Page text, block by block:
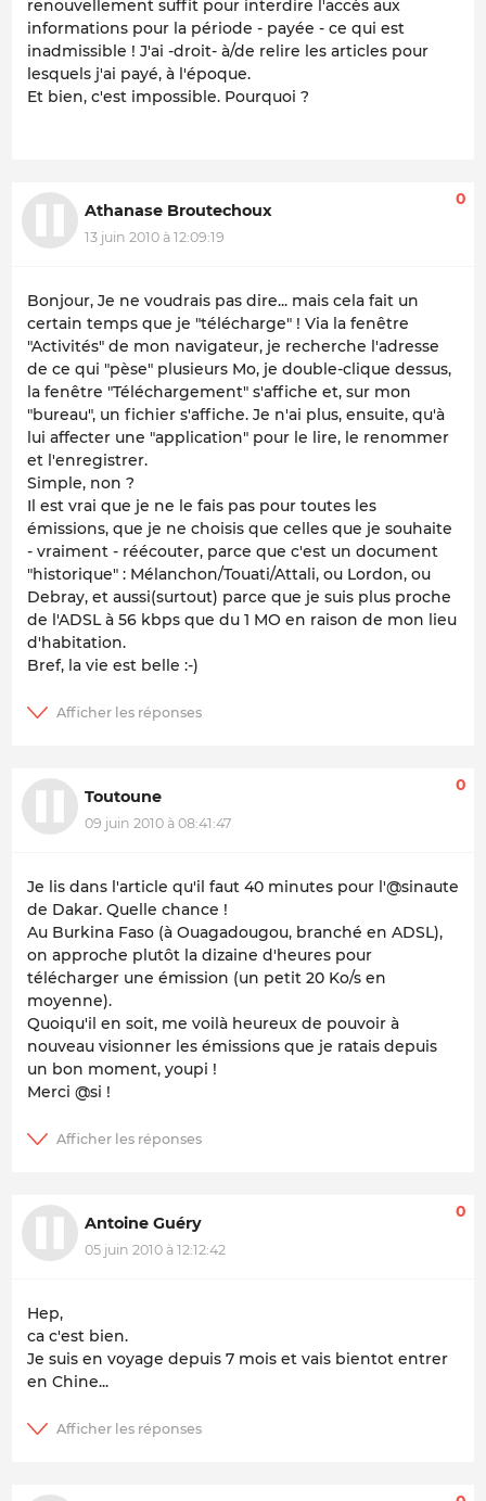
renouvellement suffit pour interdire l'accès aux
informations pour la période - payée - ce qui est
inadmissible ! J'ai -droit- à/de relire les articles pour
lesquels j'ai payé, à l'époque.
Et bien, c'est impossible. Pourquoi ?
Athanase Broutechoux
13 juin 2010 à 12:09:19
0
Bonjour, Je ne voudrais pas dire... mais cela fait un
certain temps que je "télécharge" ! Via la fenêtre
"Activités" de mon navigateur, je recherche l'adresse
de ce qui "pèse" plusieurs Mo, je double-clique dessus,
la fenêtre "Téléchargement" s'affiche et, sur mon
"bureau", un fichier s'affiche. Je n'ai plus, ensuite, qu'à
lui affecter une "application" pour le lire, le renommer
et l'enregistrer.
Simple, non ?
Il est vrai que je ne le fais pas pour toutes les
émissions, que je ne choisis que celles que je souhaite
- vraiment - réécouter, parce que c'est un document
"historique" : Mélanchon/Touati/Attali, ou Lordon, ou
Debray, et aussi(surtout) parce que je suis plus proche
de l'ADSL à 56 kbps que du 1 MO en raison de mon lieu
d'habitation.
Bref, la vie est belle :-)
Toutoune
09 juin 2010 à 08:41:47
0
Je lis dans l'article qu'il faut 40 minutes pour l'@sinaute
de Dakar. Quelle chance !
Au Burkina Faso (à Ouagadougou, branché en ADSL),
on approche plutôt la dizaine d'heures pour
télécharger une émission (un petit 20 Ko/s en
moyenne).
Quoiqu'il en soit, me voilà heureux de pouvoir à
nouveau visionner les émissions que je ratais depuis
un bon moment, youpi !
Merci @si !
Antoine Guéry
05 juin 2010 à 12:12:42
0
Hep,
ca c'est bien.
Je suis en voyage depuis 7 mois et vais bientot entrer
en Chine...